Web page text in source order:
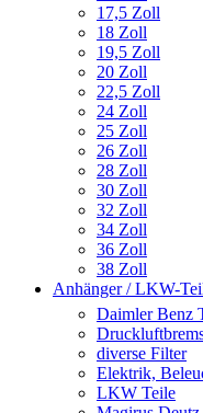
17,5 Zoll
18 Zoll
19,5 Zoll
20 Zoll
22,5 Zoll
24 Zoll
25 Zoll
26 Zoll
28 Zoll
30 Zoll
32 Zoll
34 Zoll
36 Zoll
38 Zoll
Anhänger / LKW-
Daimler Benz
diverse Filter
Elektrik,
LKW Teile